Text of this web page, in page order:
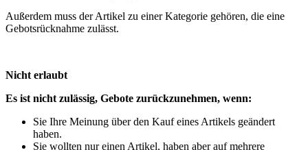
Außerdem muss der Artikel zu einer Kategorie gehören, die eine
Gebotsrücknahme zulässt.
Nicht erlaubt
Es ist nicht zulässig, Gebote zurückzunehmen, wenn:
Sie Ihre Meinung über den Kauf eines Artikels geändert
haben.
Sie wollten nur einen Artikel, haben aber auf mehrere